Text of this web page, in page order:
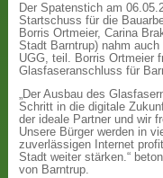
Der Spatenstich am
Startschuss für die
Borris Ortmeier, Carina
Stadt Barntrup) nahm
UGG, teil. Borris Ortmeier
Glasfaseranschluss für
„Der Ausbau des
Schritt in die digitale
der ideale Partner und wir
Unsere Bürger werden in
zuverlässigen Internet
Stadt weiter stärken.“
von Barntrup.